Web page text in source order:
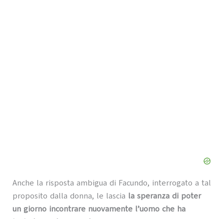
Anche la risposta ambigua di Facundo, interrogato a tal
proposito dalla donna, le lascia la speranza di poter
un giorno incontrare nuovamente l’uomo che ha